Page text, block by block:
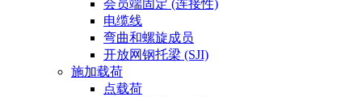
会员端固定 (连接性)
电缆线
弯曲和螺旋成员
开放网钢托梁 (SJI)
施加载荷
点载荷